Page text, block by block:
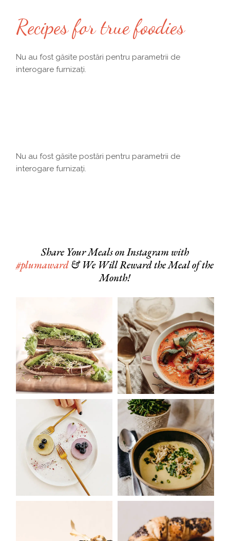
Recipes for true foodies
Nu au fost găsite postări pentru parametrii de
interogare furnizați.
Nu au fost găsite postări pentru parametrii de
interogare furnizați.
Share Your Meals on Instagram with
#plumaward& We Will Reward the Meal of the
Month!